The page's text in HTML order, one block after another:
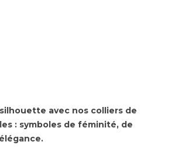
avec nos colliers de
: symboles de féminité, de